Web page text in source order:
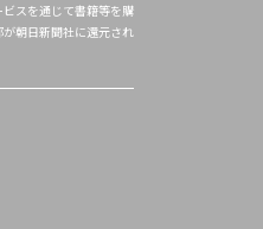
スを通じて書籍等を購
朝日新聞社に還元され